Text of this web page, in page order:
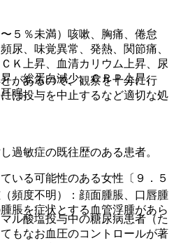
５％未満）咳嗽、胸痛、倦怠
尿、味覚異常、発熱、関節痛、
Ｋ上昇、血清カリウム上昇、尿
、総蛋白減少、ＣＲＰ上昇、
鳴。
過敏症の既往歴のある患者。
いる可能性のある女性〔９．５
ル酸塩投与中の糖尿病患者（た
もなお血圧のコントロールが著
があるので、観察を十分に行
は投与を中止するなど適切な処
頻度不明）：顔面腫脹、口唇腫
脹を症状とする血管浮腫があら